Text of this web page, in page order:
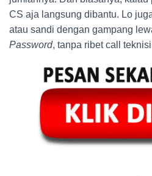
CS aja langsung dibantu. Lo
atau sandi dengan gampang
Password, tanpa ribet call